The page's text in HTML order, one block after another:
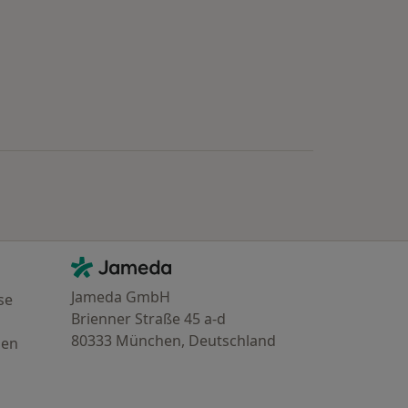
Kontakt
Jameda - Startseite
Jameda GmbH
Brienner Straße 45 a-d
80333 München, Deutschland